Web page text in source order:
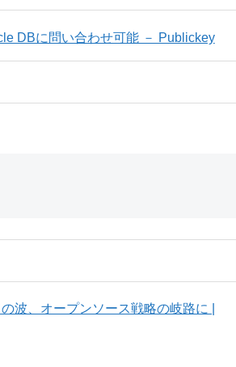
DBに問い合わせ可能 － Publickey
波、オープンソース戦略の岐路に |